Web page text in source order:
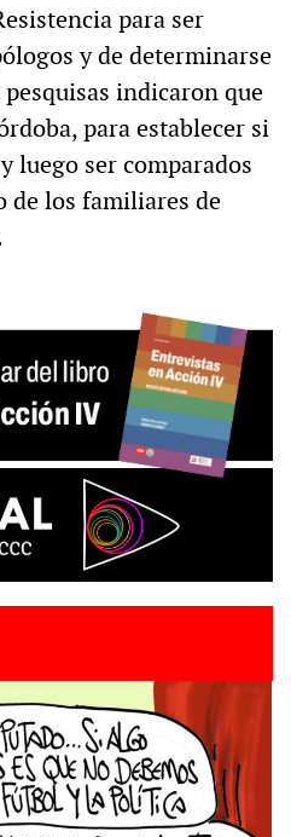
para ser
y de determinarse
indicaron que
para establecer si
luego ser comparados
de los familiares de